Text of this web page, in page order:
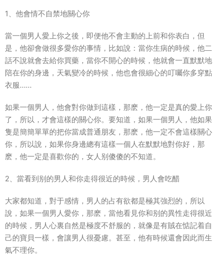
1、他會情不自禁地關心你
當一個男人愛上你之後，即便他不會主動的上前和你表白，但
是，他卻會做很多愛你的事情，比如說：當你生病的時候，他二
話不說就會去給你買藥，當你不開心的時候，他就會一直默默地
陪在你的身邊，天氣變冷的時候，他也會很細心的叮囑你多穿點
衣服……
如果一個男人，他會對你做到這樣，那麽，他一定是真的愛上你
了，所以，才會這樣的關心你。要知道，如果一個男人，他如果
隻是簡簡單單的把你當成普通朋友，那麽，他一定不會這樣關心
你，所以說，如果你身邊總有這樣一個人在默默地對你好，那
麽，他一定是喜歡你的，女人别傻傻的不知道。
2、當看到别的男人和你走得很近的時候，男人會吃醋
大家都知道，對于感情，男人的占有欲都是極其強烈的，所以
說，如果一個男人愛你，那麽，當他看見你和别的異性走得很近
的時候，男人心裏自然是極度不舒服的，就像是有賊在惦記着自
己的寶貝一樣，會讓男人很憂慮。甚至，他有時候還會因此而生
氣不理你。